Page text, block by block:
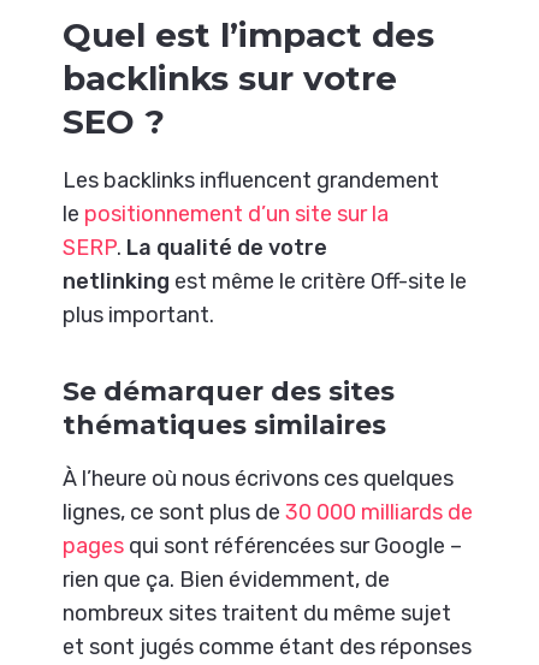
Quel est l’impact des
backlinks sur votre
SEO ?
Les backlinks influencent grandement
le positionnement d’un site sur la
SERP. La qualité de votre
netlinking est même le critère Off-site le
plus important.
Se démarquer des sites
thématiques similaires
À l’heure où nous écrivons ces quelques
lignes, ce sont plus de30 000 milliards de
pages qui sont référencées sur Google –
rien que ça. Bien évidemment, de
nombreux sites traitent du même sujet
et sont jugés comme étant des réponses